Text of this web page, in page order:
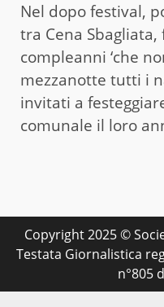
Nel dopo festival,
tra Cena
compleanni ‘che
mezzanotte tutti i
invitati a
comunale il loro
Copyright 2025 ©
Testata Giornalistica
n°805